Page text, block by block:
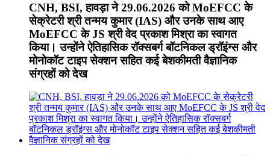
CNH, BSI, हावड़ा ने 29.06.2026 को MoEFCC के
सेक्रेटरी श्री तन्मय कुमार (IAS) और उनके साथ आए
MoEFCC के JS श्री वेद प्रकाश मिश्रा का स्वागत
किया। उन्होंने ऐतिहासिक रॉक्सबर्ग बॉटनिकल ड्रॉइंग्स और
मोनोकॉट टाइप सेक्शन सहित कई बेशकीमती वैज्ञानिक
संग्रहों को देख